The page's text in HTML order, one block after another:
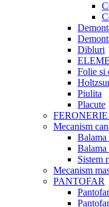
Dibluri
Folie si
Piulita
Placute
Mecanism
Balama
Balama
Sistem
Mecanism
PANTOFAR